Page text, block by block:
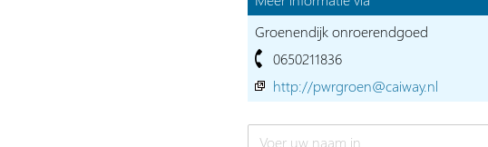
Groenendijk onroerendgoed
0650211836
http://pwrgroen@caiway.nl